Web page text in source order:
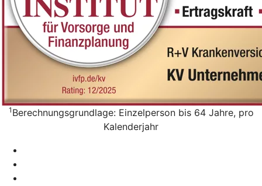
1 Berechnungsgrundlage: Einzelperson bis 64 Jahre, pro
Kalenderjahr